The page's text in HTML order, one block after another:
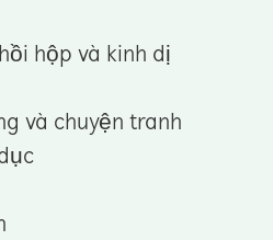
hộp và kinh dị
và chuyện tranh